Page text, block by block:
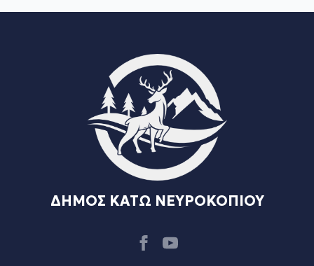
ΔΗΜΟΣ ΚΑΤΩ ΝΕΥΡΟΚΟΠΙΟΥ